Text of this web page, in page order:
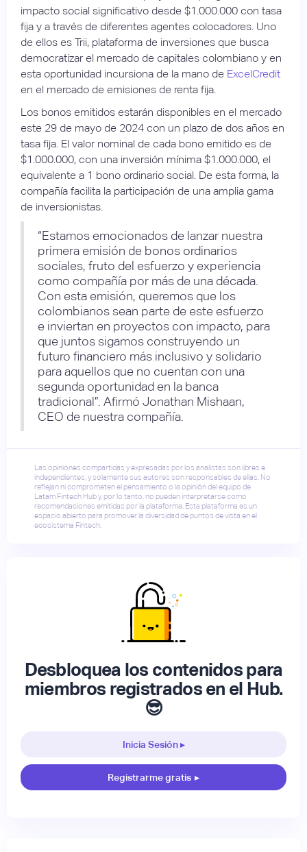
impacto social significativo desde $1.000.000 con tasa
fija y a través de diferentes agentes colocadores. Uno
de ellos es Trii, plataforma de inversiones que busca
democratizar el mercado de capitales colombiano y en
esta oportunidad incursiona de la mano de ExcelCredit
en el mercado de emisiones de renta fija.
Los bonos emitidos estarán disponibles en el mercado
este 29 de mayo de 2024 con un plazo de dos años en
tasa fija. El valor nominal de cada bono emitido es de
$1.000.000, con una inversión mínima $1.000.000, el
equivalente a 1 bono ordinario social. De esta forma, la
compañía facilita la participación de una amplia gama
de inversionistas.
“Estamos emocionados de lanzar nuestra
primera emisión de bonos ordinarios
sociales, fruto del esfuerzo y experiencia
como compañía por más de una década.
Con esta emisión, queremos que los
colombianos sean parte de este esfuerzo
e inviertan en proyectos con impacto, para
que juntos sigamos construyendo un
futuro financiero más inclusivo y solidario
para aquellos que no cuentan con una
segunda oportunidad en la banca
tradicional”. Afirmó Jonathan Mishaan,
CEO de nuestra compañía.
Las opiniones compartidas y expresadas por los analistas son libres e
independientes, y solamente sus autores son responsables de ellas. No
reflejan ni comprometen el pensamiento o la opinión del equipo de
Latam Fintech Hub y, por lo tanto, no pueden interpretarse como
recomendaciones emitidas por la plataforma. Esta plataforma es un
espacio abierto para promover la diversidad de puntos de vista en el
ecosistema Fintech.
Desbloquea los contenidos para
miembros registrados en el Hub.
😎
Inicia Sesión ▸
Registrarme gratis ▸